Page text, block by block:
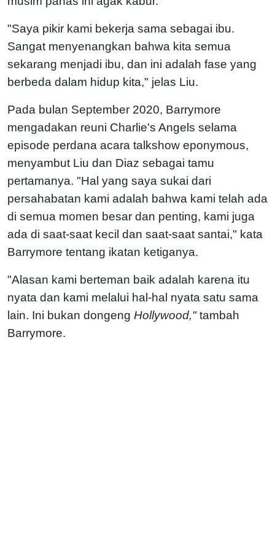
"Saya pikir kami bekerja sama sebagai ibu.
Sangat menyenangkan bahwa kita semua
sekarang menjadi ibu, dan ini adalah fase yang
berbeda dalam hidup kita," jelas Liu.
Pada bulan September 2020, Barrymore
mengadakan reuni Charlie's Angels selama
episode perdana acara talkshow eponymous,
menyambut Liu dan Diaz sebagai tamu
pertamanya. "Hal yang saya sukai dari
persahabatan kami adalah bahwa kami telah ada
di semua momen besar dan penting, kami juga
ada di saat-saat kecil dan saat-saat santai," kata
Barrymore tentang ikatan ketiganya.
"Alasan kami berteman baik adalah karena itu
nyata dan kami melalui hal-hal nyata satu sama
lain. Ini bukan dongeng Hollywood,"tambah
Barrymore.